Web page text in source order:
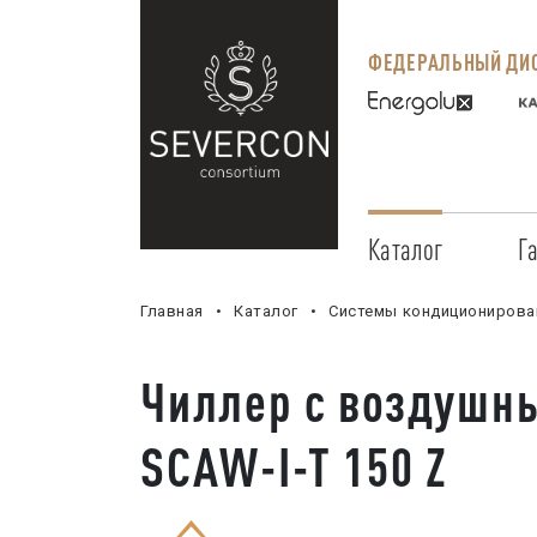
ФЕДЕРАЛЬНЫЙ
Каталог
Главная Каталог Системы
Чиллер с
SCAW-I-T 150 Z